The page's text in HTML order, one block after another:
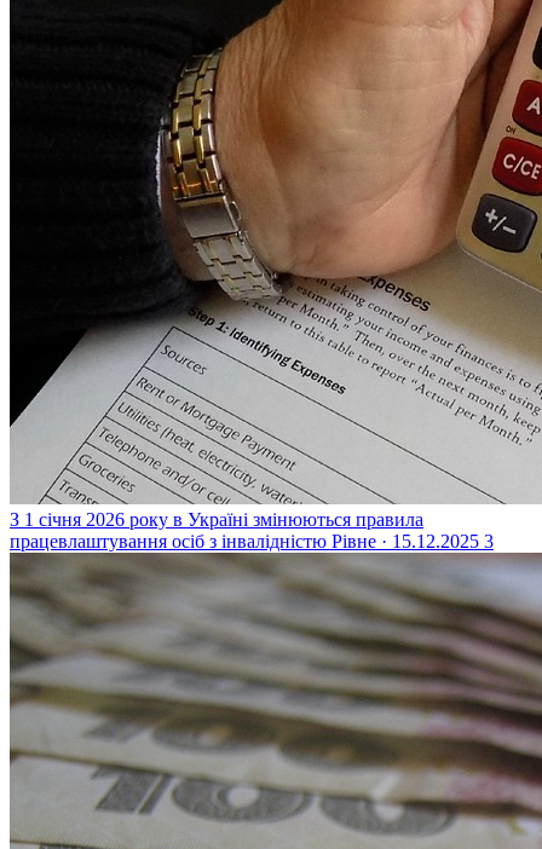
З 1 січня 2026 року в Україні змінюються правила
працевлаштування осіб з інвалідністю Рівне · 15.12.2025 3